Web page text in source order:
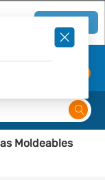
Moldeables